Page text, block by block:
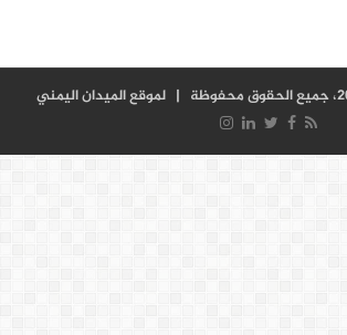
لموقع الميدان اليمني